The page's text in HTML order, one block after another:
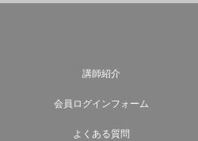
講師紹介
会員ログインフォーム
よくある質問